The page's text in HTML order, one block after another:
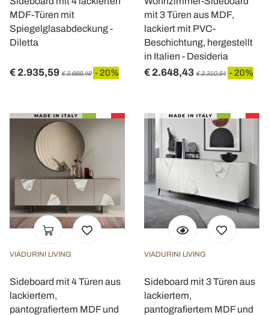
MDF-Türen mit
Spiegelglasabdeckung -
Diletta
€ 2.935,59 € 3.669,49 - 20%
mit 3 Türen aus MDF,
lackiert mit PVC-
Beschichtung, hergestellt
in Italien - Desideria
€ 2.648,43 € 3.310,54 - 20%
VIADURINI LIVING
Sideboard mit 4 Türen aus
lackiertem,
pantografiertem MDF und
VIADURINI LIVING
Sideboard mit 3 Türen aus
lackiertem,
pantografiertem MDF und